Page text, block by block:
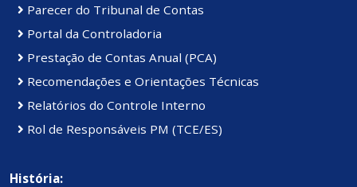
Parecer do Tribunal de Contas
Portal da Controladoria
Prestação de Contas Anual (PCA)
Recomendações e Orientações Técnicas
Relatórios do Controle Interno
Rol de Responsáveis PM (TCE/ES)
História: